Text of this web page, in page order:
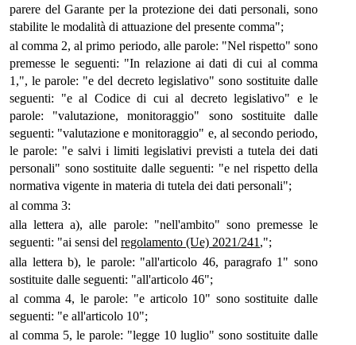
parere del Garante per la protezione dei dati personali, sono
stabilite le modalità di attuazione del presente comma";
al comma 2, al primo periodo, alle parole: "Nel rispetto" sono
premesse le seguenti: "In relazione ai dati di cui al comma
1,", le parole: "e del decreto legislativo" sono sostituite dalle
seguenti: "e al Codice di cui al decreto legislativo" e le
parole: "valutazione, monitoraggio" sono sostituite dalle
seguenti: "valutazione e monitoraggio" e, al secondo periodo,
le parole: "e salvi i limiti legislativi previsti a tutela dei dati
personali" sono sostituite dalle seguenti: "e nel rispetto della
normativa vigente in materia di tutela dei dati personali";
al comma 3:
alla lettera a), alle parole: "nell'ambito" sono premesse le
seguenti: "ai sensi del regolamento (Ue) 2021/241 ,";
alla lettera b), le parole: "all'articolo 46, paragrafo 1" sono
sostituite dalle seguenti: "all'articolo 46";
al comma 4, le parole: "e articolo 10" sono sostituite dalle
seguenti: "e all'articolo 10";
al comma 5, le parole: "legge 10 luglio" sono sostituite dalle